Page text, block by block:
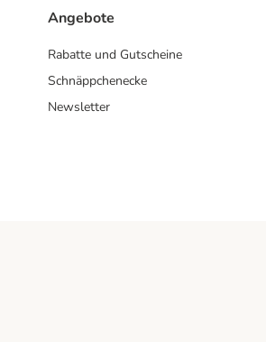
Angebote
Rabatte und Gutscheine
Schnäppchenecke
Newsletter